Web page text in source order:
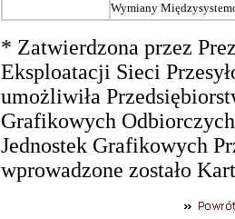
Wymiany
* Zatwierdzona przez
Eksploatacji Sieci
umożliwiła
Grafikowych
Jednostek Grafikowych
wprowadzone zostało